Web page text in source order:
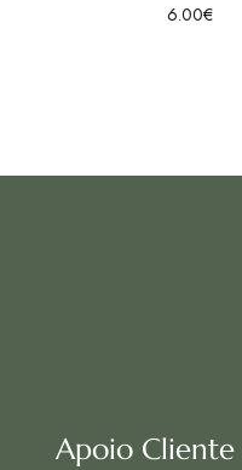
Avaliação
5.00 de 5
6.00€
Apoio Cliente